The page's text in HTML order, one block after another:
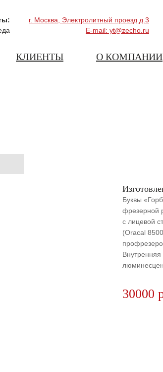
г. Москва, Электролитный проезд д.3
E-mail: yt@zecho.ru
КЛИЕНТЫ О КОМПАНИИ
Буквы
фрезерной
с лицевой
(Oracal
Внутренняя
30000